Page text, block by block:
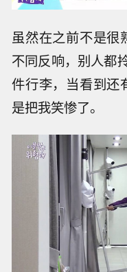
虽然在之前不是很
不同反响，别人都
件行李，当看到还
是把我笑惨了。